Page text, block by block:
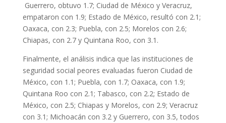
Guerrero, obtuvo 1.7; Ciudad de México y Veracruz,
empataron con 1.9; Estado de México, resultó con 2.1;
Oaxaca, con 2.3; Puebla, con 2.5; Morelos con 2.6;
Chiapas, con 2.7 y Quintana Roo, con 3.1.
Finalmente, el análisis indica que las instituciones de
seguridad social peores evaluadas fueron Ciudad de
México, con 1.1; Puebla, con 1.7; Oaxaca, con 1.9;
Quintana Roo con 2.1; Tabasco, con 2.2; Estado de
México, con 2.5; Chiapas y Morelos, con 2.9; Veracruz
con 3.1; Michoacán con 3.2 y Guerrero, con 3.5, todos